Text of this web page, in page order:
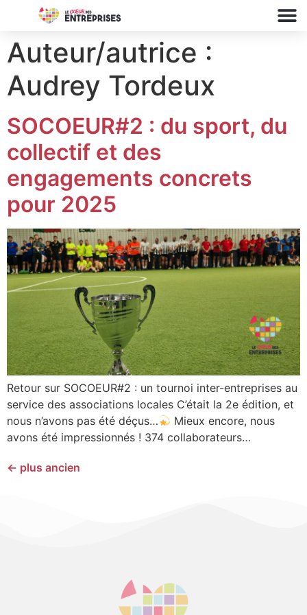
Auteur/autrice :
Audrey Tordeux
SOCOEUR#2 : du sport, du
collectif et des
engagements concrets
pour 2025
Retour sur SOCOEUR#2 : un tournoi inter-entreprises au
service des associations locales C’était la 2e édition, et
nous n’avons pas été déçus…
Mieux encore, nous
avons été impressionnés ! 374 collaborateurs…
← plus ancien